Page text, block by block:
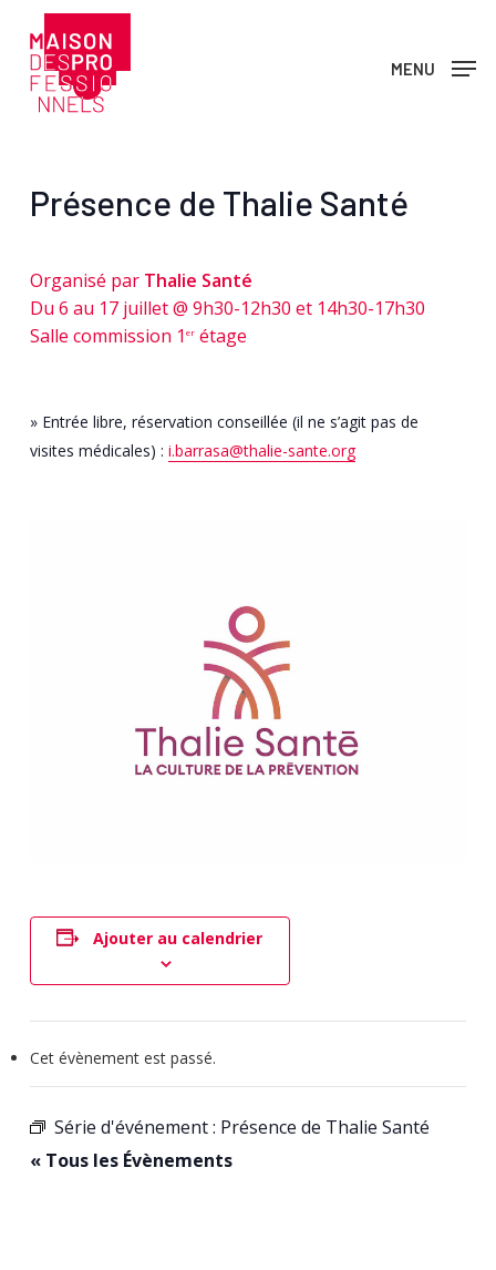
main
content
MENU
Présence de Thalie Santé
Organisé par Thalie Santé
Du 6 au 17 juillet @ 9h30-12h30 et 14h30-17h30
Salle commission 1 erétage
» Entrée libre, réservation conseillée (il ne s’agit pas de
visites médicales) : i.barrasa@thalie-sante.org
Ajouter au calendrier
Cet évènement est passé.
Série d'événement : Présence de Thalie Santé
« Tous les Évènements